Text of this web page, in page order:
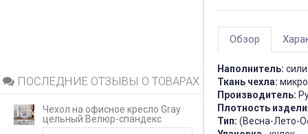
ПОСЛЕДНИЕ ОТЗЫВЫ О ТОВАРАХ
Чехол на офисное кресло Gray
цельный Велюр-спандекс
Непромокаемый
матрас Grey
Обзор
Наполнитель:
Ткань чехла:
Производитель:
Плотность
Тип: (Весна-Лето-